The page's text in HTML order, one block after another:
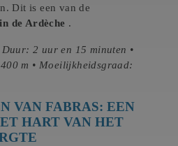
Dit is een van de
de Ardèche .
2 uur en 15 minuten •
m • Moeilijkheidsgraad:
VAN FABRAS: EEN
HART VAN HET